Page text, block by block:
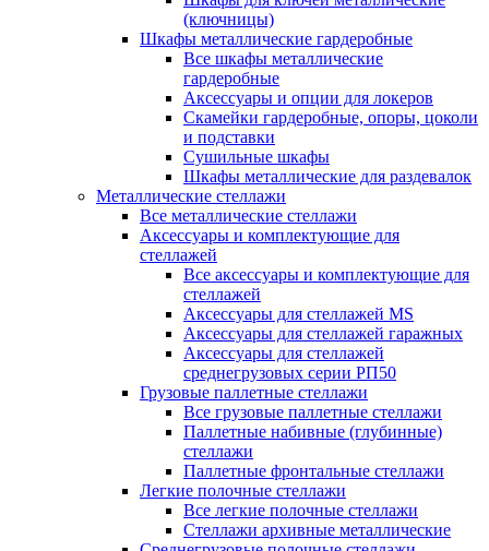
(ключницы)
Шкафы металлические гардеробные
Все шкафы металлические
гардеробные
Аксессуары и опции для локеров
Скамейки гардеробные, опоры, цоколи
и подставки
Сушильные шкафы
Шкафы металлические для раздевалок
Металлические стеллажи
Все металлические стеллажи
Аксессуары и комплектующие для
стеллажей
Все аксессуары и комплектующие для
стеллажей
Аксессуары для стеллажей MS
Аксессуары для стеллажей гаражных
Аксессуары для стеллажей
среднегрузовых серии РП50
Грузовые паллетные стеллажи
Все грузовые паллетные стеллажи
Паллетные набивные (глубинные)
стеллажи
Паллетные фронтальные стеллажи
Легкие полочные стеллажи
Все легкие полочные стеллажи
Стеллажи архивные металлические